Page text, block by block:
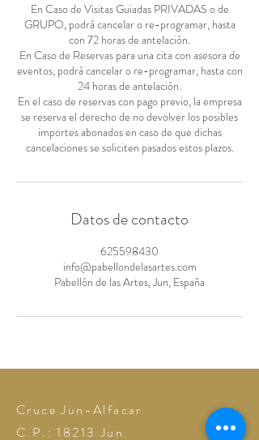
En Caso de Visitas Guiadas PRIVADAS o de
GRUPO, podrá cancelar o re-programar, hasta
con 72 horas de antelación.
En Caso de Reservas para una cita con asesora de
eventos, podrá cancelar o re-programar, hasta con
24 horas de antelación.
En el caso de reservas con pago previo, la empresa
se reserva el derecho de no devolver los posibles
importes abonados en caso de que dichas
cancelaciones se soliciten pasados estos plazos.
Datos de contacto
625598430
info@pabellondelasartes.com
Pabellón de las Artes, Jun, España
Cruce Jun-Alfacar
C.P.: 18213Jun